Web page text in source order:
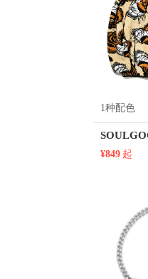
1种配色
¥849 起